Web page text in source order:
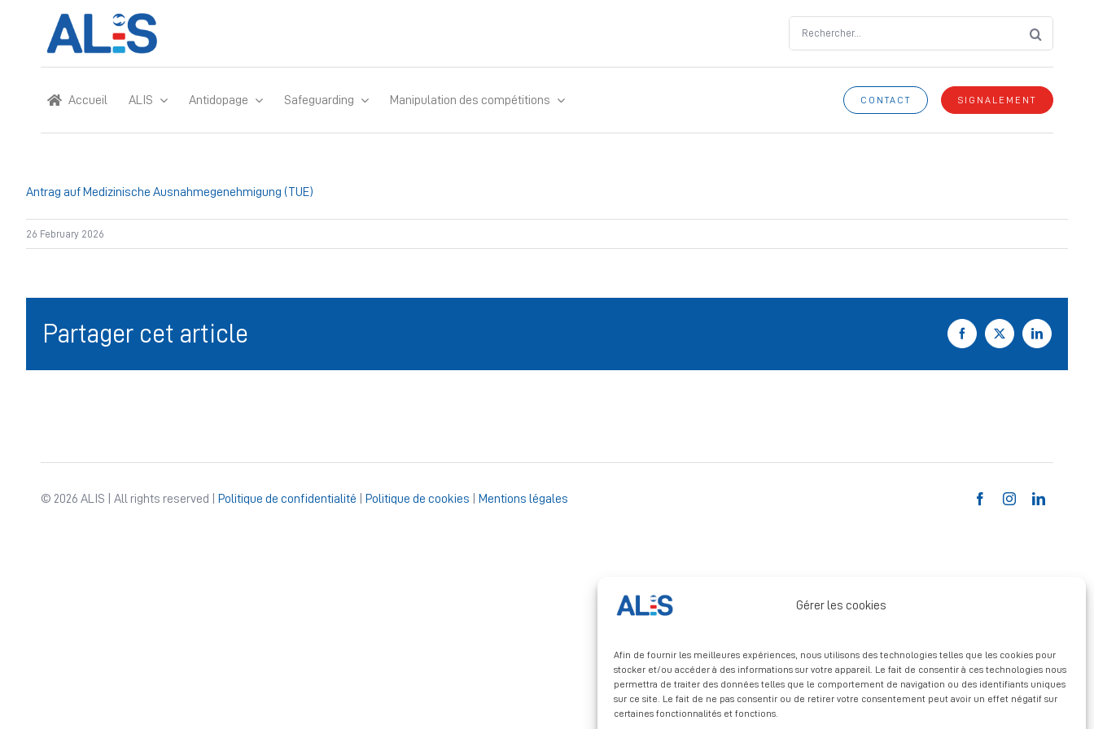
Gérer les cookies
Afin de fournir les meilleures expériences, nous utilisons des technologies telles que les cookies pour
stocker et/ou accéder à des informations sur votre appareil. Le fait de consentir à ces technologies nous
permettra de traiter des données telles que le comportement de navigation ou des identifiants uniques
sur ce site. Le fait de ne pas consentir ou de retirer votre consentement peut avoir un effet négatif sur
certaines fonctionnalités et fonctions.
for:
Accueil ALIS Antidopage Safeguarding Manipulation des compétitions CONTACT SIGNALEMENT
Antrag auf Medizinische Ausnahmegenehmigung (TUE)
26 February 2026
Partager cet article Facebook
X LinkedIn
© 2026 ALIS | All rights reserved | Politique de confidentialité Politique de cookies Mentions légales